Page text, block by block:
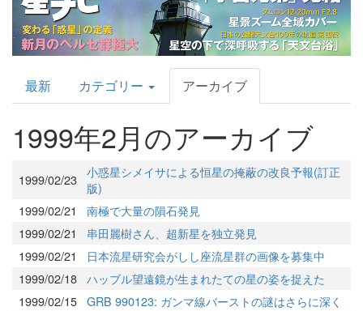
AstroArts
Topics
最新 カテゴリー アーカイブ
1999年2月のアーカイブ
1999/02/23 小惑星シメイサによる恒星の掩蔽の改良予報(訂正
版)
1999/02/21
南極で大量の隕石発見
1999/02/21
串田麗樹さん、超新星を独立発見
1999/02/21
日本流星研究会がしし座流星群の画像を募集中
1999/02/18 ハッブル望遠鏡が生まれたての星の姿を捉えた
1999/02/15 GRB 990123: ガンマ線バーストの謎はさらに深く